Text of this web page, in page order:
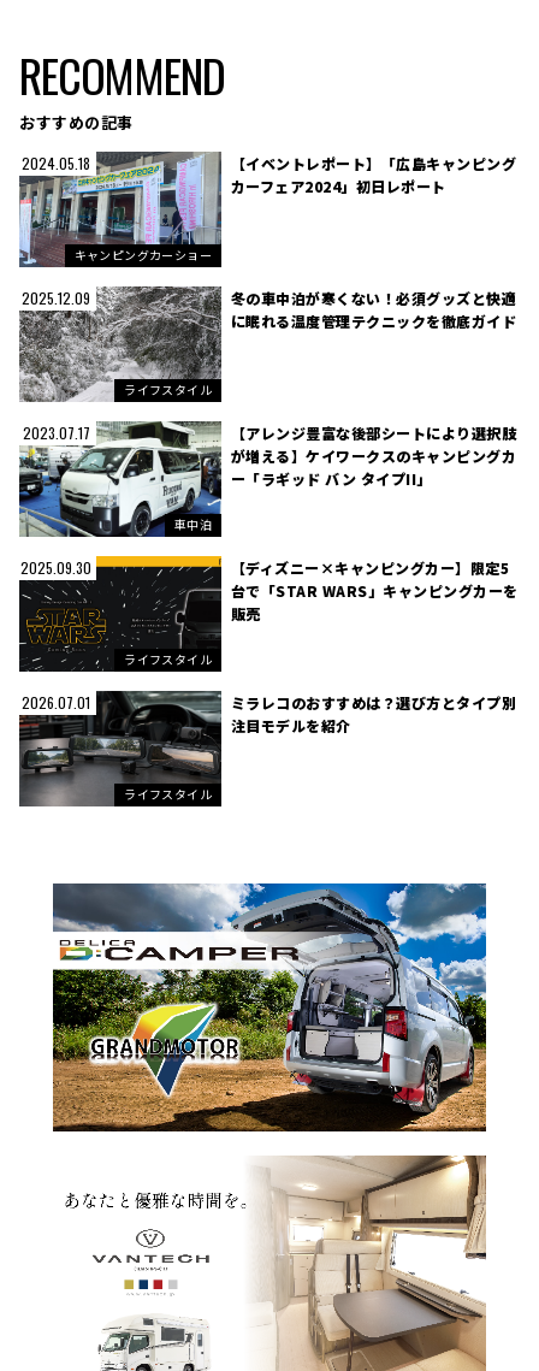
RECOMMEND
おすすめの記事
2024.05.18
キャンピングカーショー
【イベントレポート】「広島キャンピング
カーフェア2024」初日レポート
2025.12.09
ライフスタイル
冬の車中泊が寒くない！必須グッズと快適
に眠れる温度管理テクニックを徹底ガイド
2023.07.17
車中泊
【アレンジ豊富な後部シートにより選択肢
が増える】ケイワークスのキャンピングカ
ー「ラギッド バン タイプII」
2025.09.30
ライフスタイル
【ディズニー×キャンピングカー】限定5
台で「STAR WARS」キャンピングカーを
販売
2026.07.01
ライフスタイル
ミラレコのおすすめは？選び方とタイプ別
注目モデルを紹介